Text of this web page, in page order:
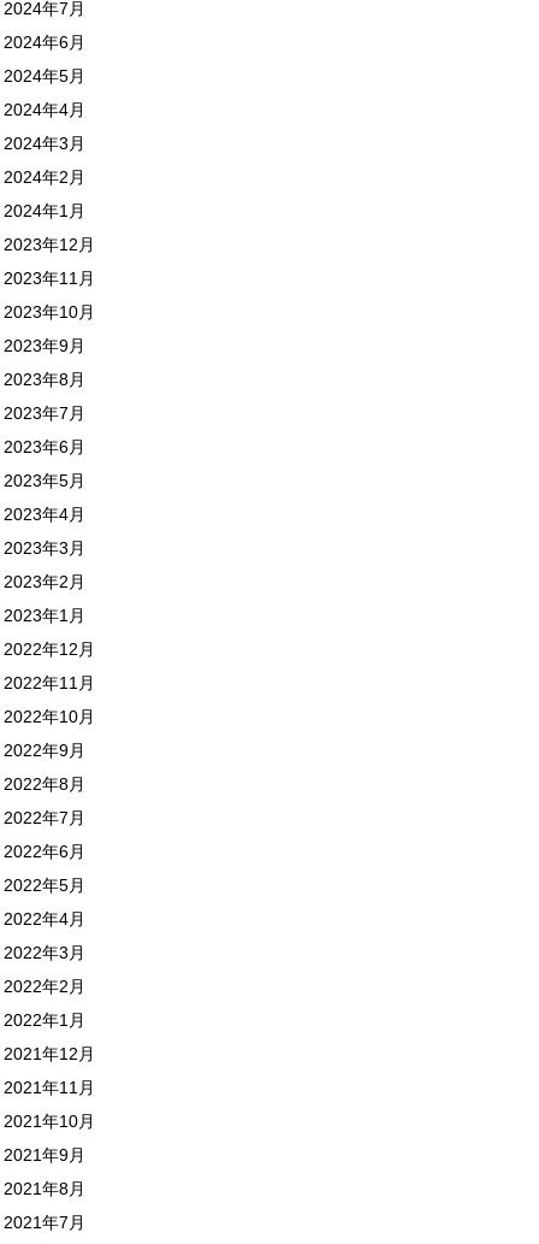
2024年7月
2024年6月
2024年5月
2024年4月
2024年3月
2024年2月
2024年1月
2023年12月
2023年11月
2023年10月
2023年9月
2023年8月
2023年7月
2023年6月
2023年5月
2023年4月
2023年3月
2023年2月
2023年1月
2022年12月
2022年11月
2022年10月
2022年9月
2022年8月
2022年7月
2022年6月
2022年5月
2022年4月
2022年3月
2022年2月
2022年1月
2021年12月
2021年11月
2021年10月
2021年9月
2021年8月
2021年7月